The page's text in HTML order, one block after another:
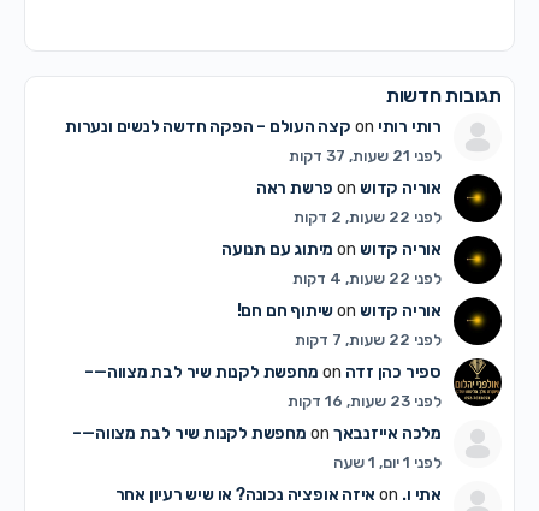
תגובות חדשות
רותי רותיon קצה העולם – הפקה חדשה לנשים ונערות
לפני 21 שעות, 37 דקות
אוריה קדושon פרשת ראה
לפני 22 שעות, 2 דקות
אוריה קדושon מיתוג עם תנועה
לפני 22 שעות, 4 דקות
אוריה קדושon שיתוף חם חם!
לפני 22 שעות, 7 דקות
ספיר כהן זדהon מחפשת לקנות שיר לבת מצווה—–
לפני 23 שעות, 16 דקות
מלכה אייזנבאךon מחפשת לקנות שיר לבת מצווה—–
לפני 1 יום, 1 שעה
אתי ו.on איזה אופציה נכונה? או שיש רעיון אחר